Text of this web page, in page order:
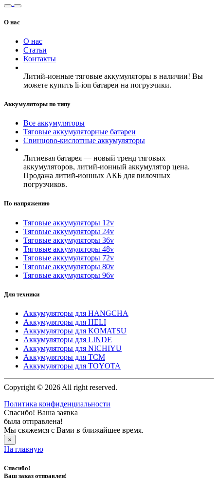
О нас
О нас
Статьи
Контакты
Литий-ионные тяговые аккумуляторы в наличии! Вы
можете купить li-ion батареи на погрузчики.
Аккумуляторы по типу
Все аккумуляторы
Тяговые аккумуляторные батареи
Свинцово-кислотные аккумуляторы
Литиевая батарея — новый тренд тяговых
аккумуляторов, литий-ионный аккумулятор цена.
Продажа литий-ионных АКБ для вилочных
погрузчиков.
По напряжению
Тяговые аккумуляторы 12v
Тяговые аккумуляторы 24v
Тяговые аккумуляторы 36v
Тяговые аккумуляторы 48v
Тяговые аккумуляторы 72v
Тяговые аккумуляторы 80v
Тяговые аккумуляторы 96v
Для техники
Аккумуляторы для HANGCHA
Аккумуляторы для HELI
Аккумуляторы для KOMATSU
Аккумуляторы для LINDE
Аккумуляторы для NICHIYU
Аккумуляторы для TCM
Аккумуляторы для TOYOTA
Copyright © 2026 All right reserved.
Политика конфиденциальности
Спасибо! Ваша заявка
была отправлена!
Мы свяжемся с Вами в ближайшее время.
×
На главную
Спасибо!
Ваш заказ отправлен!